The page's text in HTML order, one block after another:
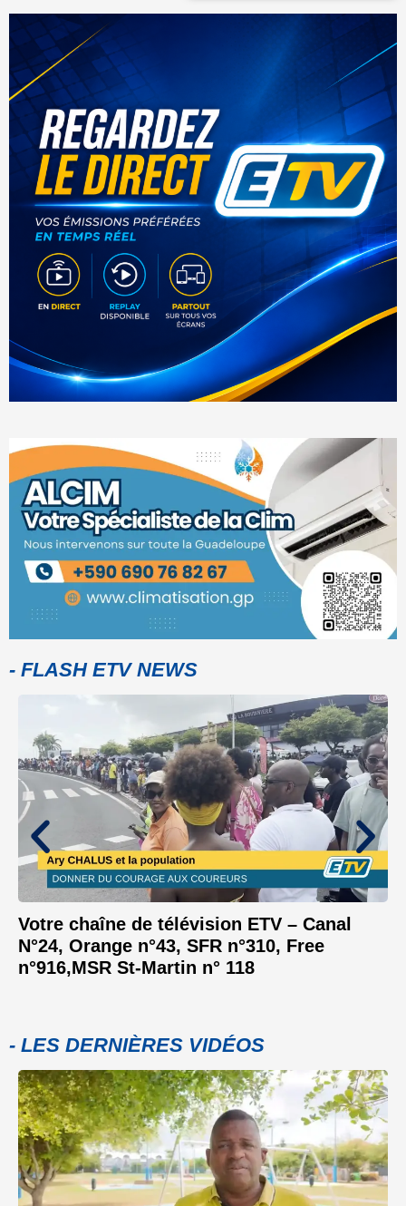
- FLASH ETV NEWS
Votre chaîne de télévision ETV – Canal
N°24, Orange n°43, SFR n°310, Free
n°916,MSR St-Martin n° 118
- LES DERNIÈRES VIDÉOS